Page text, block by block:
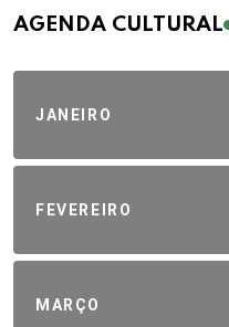
AGENDA CULTURAL
JANEIRO
FEVEREIRO
MARÇO